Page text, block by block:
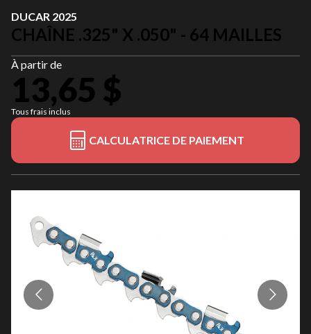
DUCAR 2025
CHAÎNE .325" X .050" - 64 MAILLES
À partir de
13,65 $
Tous frais inclus
CALCULATRICE DE PAIEMENT